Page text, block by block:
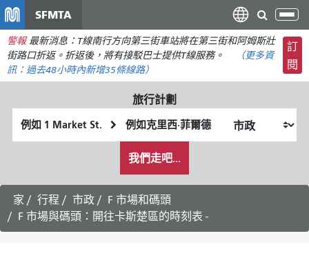
主
要
容
SFMTA
切
換
導
航
警報 最新消息：T線南行方向第三街車站將在第三街和阿姆斯壯
街路口折返。折返後，將有接駁巴士提供T線服務。
（更多資
訊： 過去48小時內新增35條線路）
訂
閱
旅行計劃
起
始
終
點
我
希
望
的
旅
行
我們走吧...
家 行程 市政
F 市場和碼頭
F 市場與碼頭：開往卡斯楚區的時刻表 -